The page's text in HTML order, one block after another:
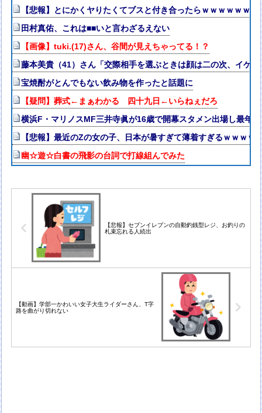
【悲報】とにかくヤりたくてブスと付き合ったらｗｗｗｗｗｗ
田村真佑、これは■■いと言わざるえない
【画像】tuki.(17)さん、谷間が見えちゃってる！？
藤本美貴（41）さん「交際相手を選ぶときは顔は二の次、イケ
宝焼酎がとんでもない飲み物を作ったと話題に
【疑問】葬式←まぁわかる 四十九日←いらねぇだろ
横浜F・マリノスMF三井寺眞が16歳で開幕スタメン出場し最年
【悲報】最近のZの女の子、日本が暑すぎて薄着すぎるｗｗｗｗ
幽☆遊☆白書の飛影の台詞で打線組んでみた
【悲報】セブンイレブンの自動釣銭型レジ、お釣りの
札束忘れる人続出
【動画】学部一かわいい女子大生ライダーさん、T字
路を曲がり切れない